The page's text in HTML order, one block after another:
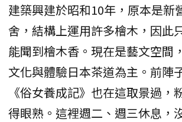
建築興建於昭和10年，原本是新
舍，結構上運用許多檜木，因此
能聞到檜木香。現在是藝文空間
文化與體驗日本茶道為主。前陣
《俗女養成記》也在這取景過，
得眼熟。這裡週二、週三休息，